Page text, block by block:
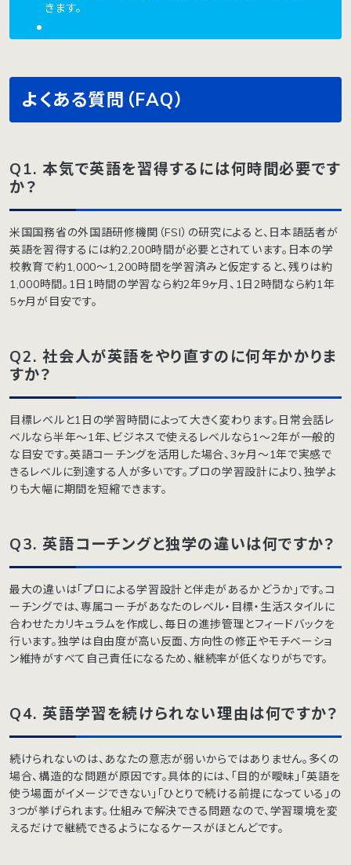
きます。
よくある質問（FAQ）
Q1. 本気で英語を習得するには何時間必要です
か？
米国国務省の外国語研修機関（FSI）の研究によると、日本語話者が
英語を習得するには約2,200時間が必要とされています。日本の学
校教育で約1,000〜1,200時間を学習済みと仮定すると、残りは約
1,000時間。1日1時間の学習なら約2年9ヶ月、1日2時間なら約1年
5ヶ月が目安です。
Q2. 社会人が英語をやり直すのに何年かかりま
すか？
目標レベルと1日の学習時間によって大きく変わります。日常会話レ
ベルなら半年〜1年、ビジネスで使えるレベルなら1〜2年が一般的
な目安です。英語コーチングを活用した場合、3ヶ月〜1年で実感で
きるレベルに到達する人が多いです。プロの学習設計により、独学よ
りも大幅に期間を短縮できます。
Q3. 英語コーチングと独学の違いは何ですか？
最大の違いは「プロによる学習設計と伴走があるかどうか」です。コ
ーチングでは、専属コーチがあなたのレベル・目標・生活スタイルに
合わせたカリキュラムを作成し、毎日の進捗管理とフィードバックを
行います。独学は自由度が高い反面、方向性の修正やモチベーショ
ン維持がすべて自己責任になるため、継続率が低くなりがちです。
Q4. 英語学習を続けられない理由は何ですか？
続けられないのは、あなたの意志が弱いからではありません。多くの
場合、構造的な問題が原因です。具体的には、「目的が曖昧」「英語を
使う場面がイメージできない」「ひとりで続ける前提になっている」の
3つが挙げられます。仕組みで解決できる問題なので、学習環境を変
えるだけで継続できるようになるケースがほとんどです。